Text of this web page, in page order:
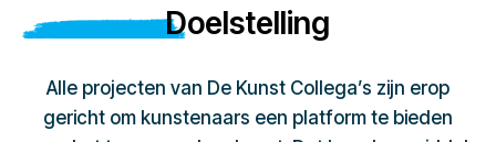
Doelstelling
Alle projecten van De Kunst Collega’s zijn erop
gericht om kunstenaars een platform te bieden